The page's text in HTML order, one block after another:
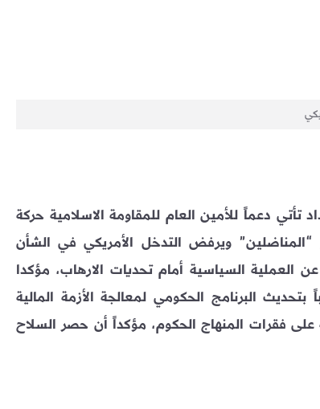
دعماً للأمين العام للمقاومة الاسلامية حركة
ويرفض التدخل الأمريكي في الشأن
السياسية أمام تحديات الارهاب، مؤكدا
البرنامج الحكومي لمعالجة الأزمة المالية
على فقرات المنهاج الحكوم، مؤكداً أن حصر السلاح